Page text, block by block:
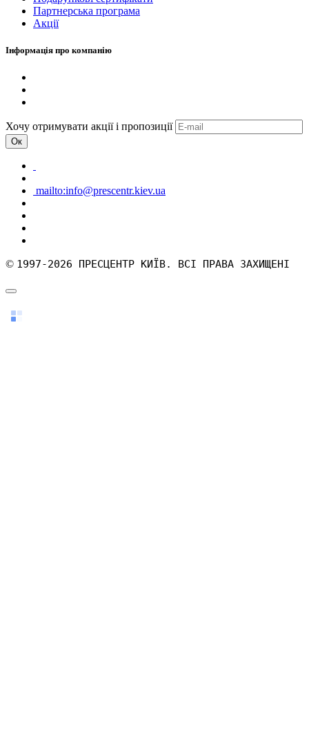
Партнерська програма
Акції
Інформація про компанію
Хочу отримувати акції і пропозиції
Ок
mailto:info@prescentr.kiev.ua
© 1997-2026 ПРЕСЦЕНТР КИЇВ. ВСІ ПРАВА ЗАХИЩЕНІ